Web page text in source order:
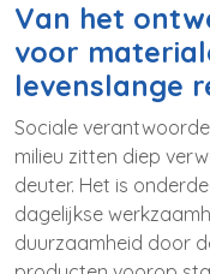
Van het
voor
levenslange
Sociale
milieu zitten diep
deuter. Het is
dagelijkse
duurzaamheid door